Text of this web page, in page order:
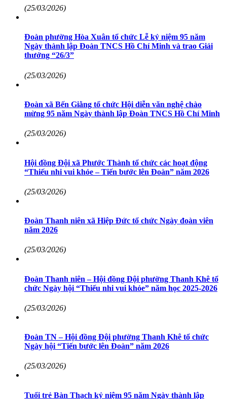
(25/03/2026)
Đoàn phường Hòa Xuân tổ chức Lễ kỷ niệm 95 năm
Ngày thành lập Đoàn TNCS Hồ Chí Minh và trao Giải
thưởng “26/3”
(25/03/2026)
Đoàn xã Bến Giằng tổ chức Hội diễn văn nghệ chào
mừng 95 năm Ngày thành lập Đoàn TNCS Hồ Chí Minh
(25/03/2026)
Hội đồng Đội xã Phước Thành tổ chức các hoạt động
“Thiếu nhi vui khỏe – Tiến bước lên Đoàn” năm 2026
(25/03/2026)
Đoàn Thanh niên xã Hiệp Đức tổ chức Ngày đoàn viên
năm 2026
(25/03/2026)
Đoàn Thanh niên – Hội đồng Đội phường Thanh Khê tổ
chức Ngày hội “Thiếu nhi vui khỏe” năm học 2025-2026
(25/03/2026)
Đoàn TN – Hội đồng Đội phường Thanh Khê tổ chức
Ngày hội “Tiến bước lên Đoàn” năm 2026
(25/03/2026)
Tuổi trẻ Bàn Thạch kỷ niệm 95 năm Ngày thành lập